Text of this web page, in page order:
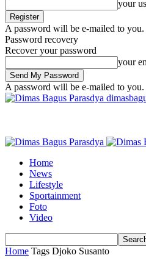
your
A password will be e-mailed to you.
Password recovery
Recover your password
your
A password will be e-mailed to you.
Home
News
Lifestyle
Sportainment
Foto
Video
Home Tags Djoko Susanto